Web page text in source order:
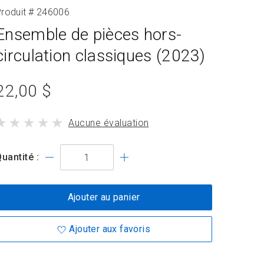
# 246006
de pièces hors-
classiques (2023)
$
le
Aucune évaluation
:
Ajouter au panier
Ajouter aux favoris